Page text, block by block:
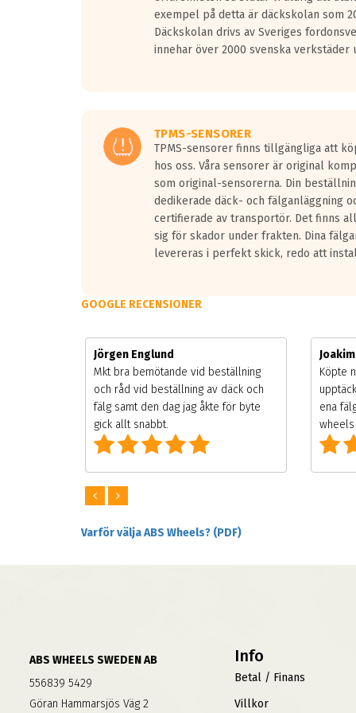
Vid körning i över 50km/h brukar
På däckmärkningen kommer det finnas en
medans de vita vågorna påvisar om det är ett tyst
Ett däck med tre svarta vågor uppnår de
exempel på detta är däckskolan som
Däckskolan drivs av Sveriges
innehar över 2000 svenska verkstäder
TPMS-SENSORER
TPMS-sensorer finns tillgängliga att
hos oss. Våra sensorer är original
som original-sensorerna. Din
dedikerade däck- och fälganläggning
certifierade av transportör. Det finns
sig för skador under frakten. Dina
levereras i perfekt skick, redo att
GOOGLE RECENSIONER
Jörgen Englund
Mkt bra bemötande vid beställning
och råd vid beställning av däck och
fälg samt den dag jag åkte för byte
gick allt snabbt.
Köpte
ena
Varför välja ABS Wheels? (PDF)
ABS WHEELS SWEDEN AB
556839 5429
Göran Hammarsjös Väg 2
Info
Betal / Finans
Villkor